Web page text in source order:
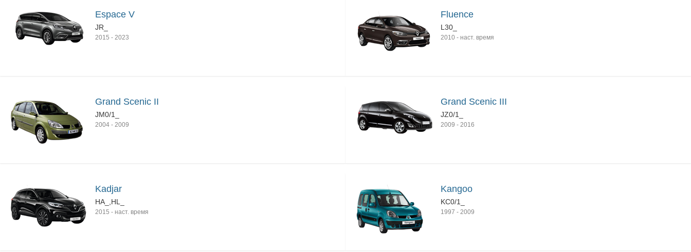
Espace V
JR_
2015 - 2023
Fluence
L30_
2010 - наст. время
Grand Scenic II
JM0/1_
2004 - 2009
Grand Scenic III
JZ0/1_
2009 - 2016
Kadjar
HA_,HL_
2015 - наст. время
Kangoo
KC0/1_
1997 - 2009